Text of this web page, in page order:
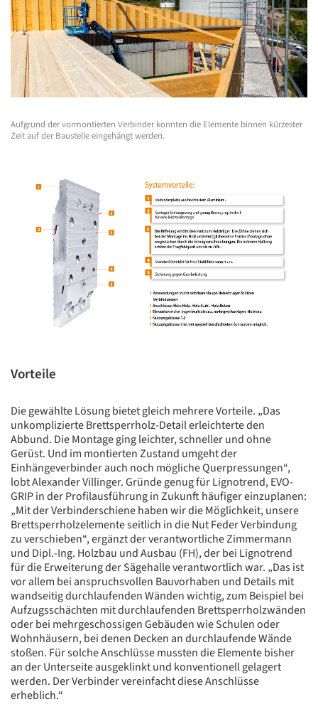
Aufgrund der vormontierten Verbinder konnten die Elemente binnen kürzester
Zeit auf der Baustelle eingehängt werden.
Vorteile
Die gewählte Lösung bietet gleich mehrere Vorteile. „Das
unkomplizierte Brettsperrholz-Detail erleichterte den
Abbund. Die Montage ging leichter, schneller und ohne
Gerüst. Und im montierten Zustand umgeht der
Einhängeverbinder auch noch mögliche Querpressungen“,
lobt Alexander Villinger. Gründe genug für Lignotrend, EVO-
GRIP in der Profilausführung in Zukunft häufiger einzuplanen:
„Mit der Verbinderschiene haben wir die Möglichkeit, unsere
Brettsperrholzelemente seitlich in die Nut Feder Verbindung
zu verschieben“, ergänzt der verantwortliche Zimmermann
und Dipl.-Ing. Holzbau und Ausbau (FH), der bei Lignotrend
für die Erweiterung der Sägehalle verantwortlich war. „Das ist
vor allem bei anspruchsvollen Bauvorhaben und Details mit
wandseitig durchlaufenden Wänden wichtig, zum Beispiel bei
Aufzugsschächten mit durchlaufenden Brettsperrholzwänden
oder bei mehrgeschossigen Gebäuden wie Schulen oder
Wohnhäusern, bei denen Decken an durchlaufende Wände
stoßen. Für solche Anschlüsse mussten die Elemente bisher
an der Unterseite ausgeklinkt und konventionell gelagert
werden. Der Verbinder vereinfacht diese Anschlüsse
erheblich.“